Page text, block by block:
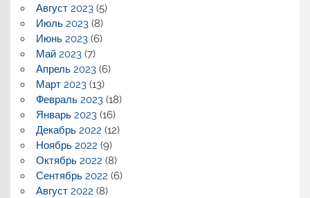
Август 2023(5)
Июль 2023(8)
Июнь 2023(6)
Май 2023(7)
Апрель 2023(6)
Март 2023(13)
Февраль 2023(18)
Январь 2023(16)
Декабрь 2022 (12)
Ноябрь 2022 (9)
Октябрь 2022 (8)
Сентябрь 2022 (6)
Август 2022 (8)